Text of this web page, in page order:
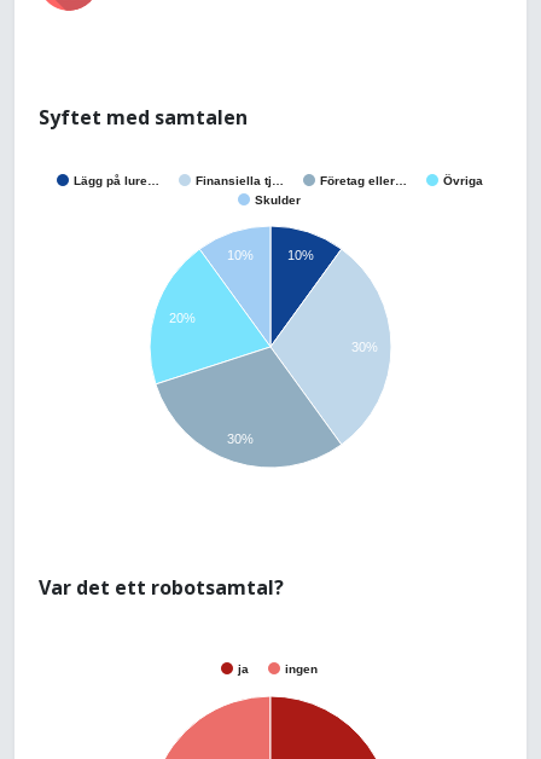
Syftet med samtalen
Lägg på lure… Finansiella tj… Företag eller…
Övriga
Skulder
10%
30%
10%
20%
30%
Var det ett robotsamtal?
ja ingen